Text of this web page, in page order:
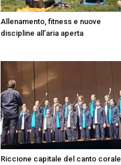
Allenamento, fitness e nuove
discipline all’aria aperta
Riccione capitale del canto corale